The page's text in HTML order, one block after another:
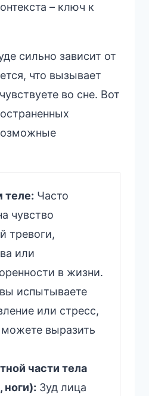
– ключ к
сильно зависит от
что вызывает
во сне. Вот
теле: Часто
чувство
тревоги,
или
в жизни.
испытываете
или стресс,
выразить
части тела
ноги): Зуд лица